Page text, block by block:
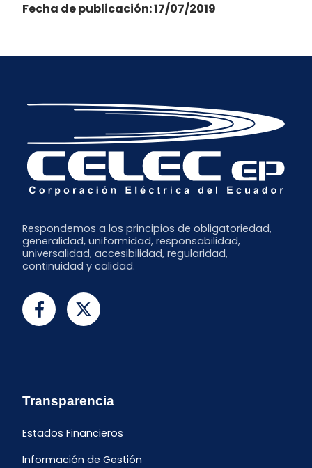
Fecha de publicación: 17/07/2019
Respondemos a los principios de obligatoriedad,
generalidad, uniformidad, responsabilidad,
universalidad, accesibilidad, regularidad,
continuidad y calidad.
Transparencia
Estados Financieros
Información de Gestión